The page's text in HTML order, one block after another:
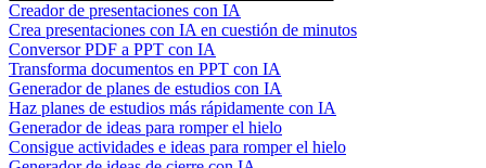
Creador de presentaciones con IA
Crea presentaciones con IA en cuestión de minutos
Conversor PDF a PPT con IA
Transforma documentos en PPT con IA
Generador de planes de estudios con IA
Haz planes de estudios más rápidamente con IA
Generador de ideas para romper el hielo
Consigue actividades e ideas para romper el hielo